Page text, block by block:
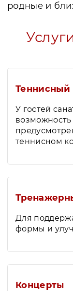
родные и
Теннисный
У гостей
возможность
теннисном
Для
формы и
Концерты